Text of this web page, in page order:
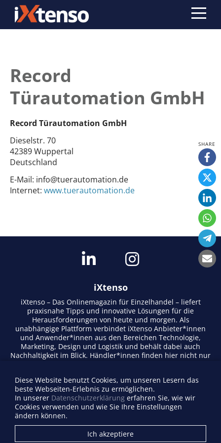
Record
Türautomation GmbH
Record Türautomation GmbH
Dieselstr. 70
42389 Wuppertal
Deutschland
E-Mail: info@tuerautomation.de
Internet: www.tuerautomation.de
iXtenso
iXtenso – Das Onlinemagazin für Einzelhandel – liefert
praxisnahe Tipps und innovative Lösungen für die
Herausforderungen von heute und morgen. Als
unabhängige Plattform verbindet iXtenso Anbieter*innen
und Anwender*innen aus den Bereichen Technologie,
Marketing, Design und Logistik und behält dabei auch
Nachhaltigkeit im Blick. Händler*innen finden hier nicht nur
lebendigen Schreibstil und relevantem Content fördert das
Magazin den Austausch innerhalb der Retail-Community.
Ob digitale Trends oder praktische Alltagstipps – iXtenso
macht Wissen für den Handel zugänglich.
Diese Website benutzt Cookies, um unseren Lesern das
beste Webseiten-Erlebnis zu ermöglichen.
In unserer Datenschutzerklärung erfahren Sie, wie wir
Cookies verwenden und wie Sie Ihre Einstellungen
ändern können.
Ich akzeptiere